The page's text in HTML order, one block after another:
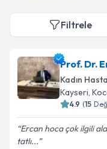
Filtrele
Prof. Dr.
Kadın
Kayseri,
4.9 (15
Ercan hoca çok ilgili
tatlı...